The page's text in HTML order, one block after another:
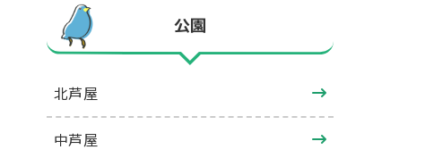
公園
北芦屋
中芦屋